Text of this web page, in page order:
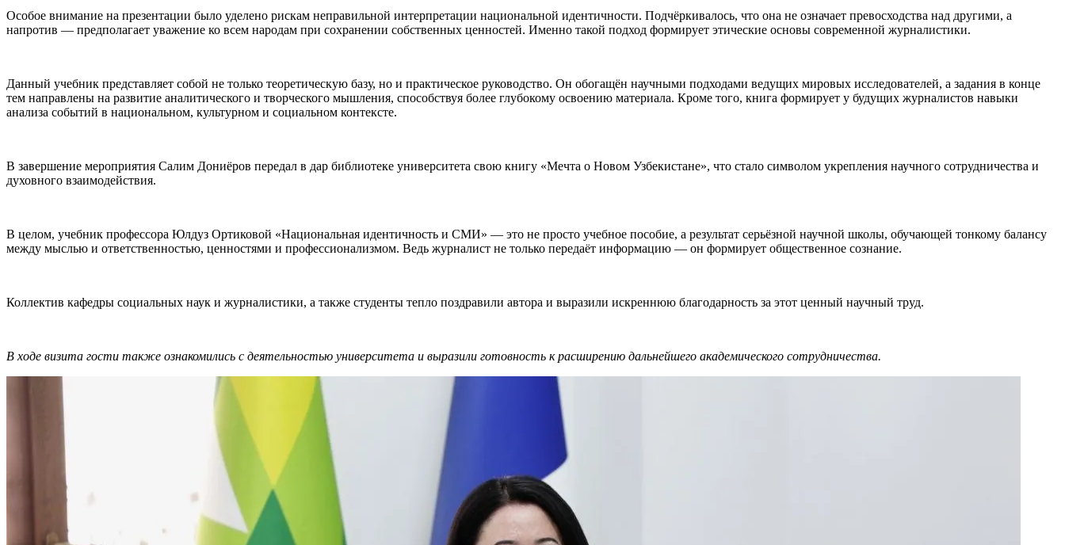
Особое внимание на презентации было уделено рискам неправильной интерпретации национальной идентичности. Подчёркивалось, что она не означает превосходства над другими, а
напротив — предполагает уважение ко всем народам при сохранении собственных ценностей. Именно такой подход формирует этические основы современной журналистики.
Данный учебник представляет собой не только теоретическую базу, но и практическое руководство. Он обогащён научными подходами ведущих мировых исследователей, а задания в конце
тем направлены на развитие аналитического и творческого мышления, способствуя более глубокому освоению материала. Кроме того, книга формирует у будущих журналистов навыки
анализа событий в национальном, культурном и социальном контексте.
В завершение мероприятия Салим Дониёров передал в дар библиотеке университета свою книгу «Мечта о Новом Узбекистане», что стало символом укрепления научного сотрудничества и
духовного взаимодействия.
В целом, учебник профессора Юлдуз Ортиковой «Национальная идентичность и СМИ» — это не просто учебное пособие, а результат серьёзной научной школы, обучающей тонкому балансу
между мыслью и ответственностью, ценностями и профессионализмом. Ведь журналист не только передаёт информацию — он формирует общественное сознание.
Коллектив кафедры социальных наук и журналистики, а также студенты тепло поздравили автора и выразили искреннюю благодарность за этот ценный научный труд.
В ходе визита гости также ознакомились с деятельностью университета и выразили готовность к расширению дальнейшего академического сотрудничества.